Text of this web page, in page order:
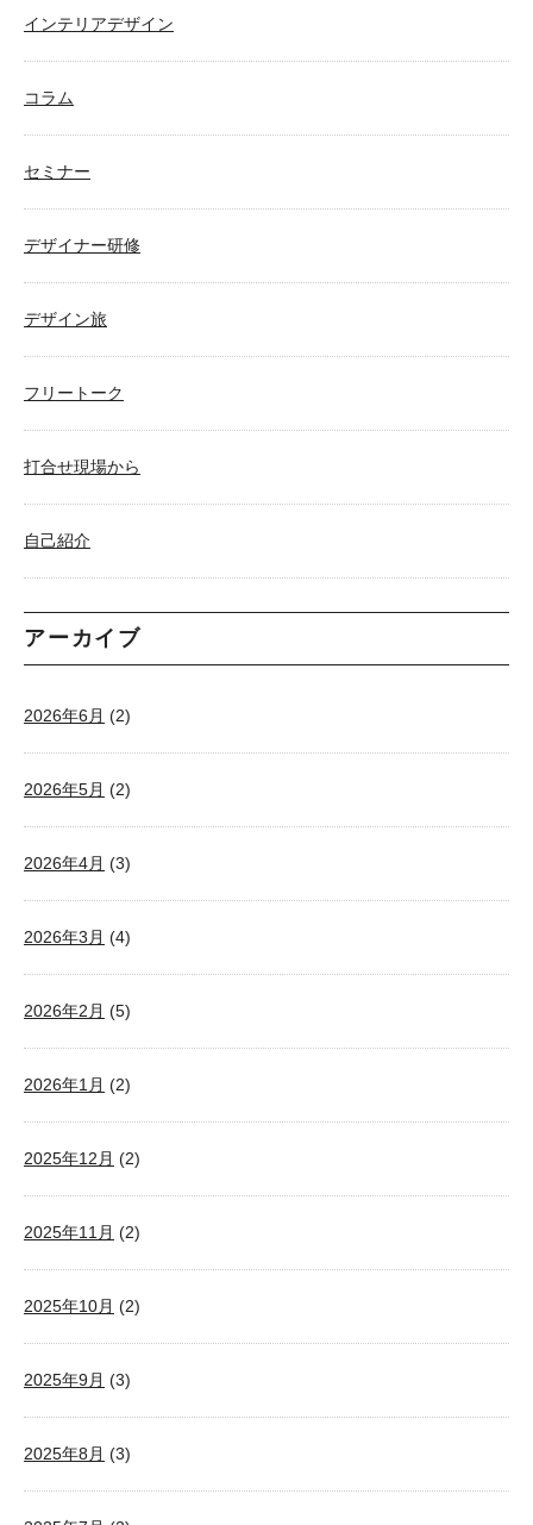
インテリアデザイン
コラム
セミナー
デザイナー研修
デザイン旅
フリートーク
打合せ現場から
自己紹介
アーカイブ
2026年6月 (2)
2026年5月 (2)
2026年4月 (3)
2026年3月 (4)
2026年2月 (5)
2026年1月 (2)
2025年12月 (2)
2025年11月 (2)
2025年10月 (2)
2025年9月 (3)
2025年8月 (3)